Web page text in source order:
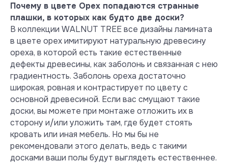
Почему в цвете Орех попадаются странные
плашки, в которых как будто две доски?
В коллекции WALNUT TREE все дизайны ламината
в цвете орех имитируют натуральную древесину
ореха, в которой есть такие естественные
дефекты древесины, как заболонь и связанная с нею
градиентность. Заболонь ореха достаточно
широкая, ровная и контрастирует по цвету с
основной древесиной. Если вас смущают такие
доски, вы можете при монтаже отложить их в
сторону и/или уложить там, где будет стоять
кровать или иная мебель. Но мы бы не
рекомендовали этого делать, ведь с такими
досками ваши полы будут выглядеть естественнее.
подробная инструкция по укладке.
Памятка
покупателя
Инструкция
по палубной укладке
Инструкция
по укладке "елочкой"
Гарантийное
письмо